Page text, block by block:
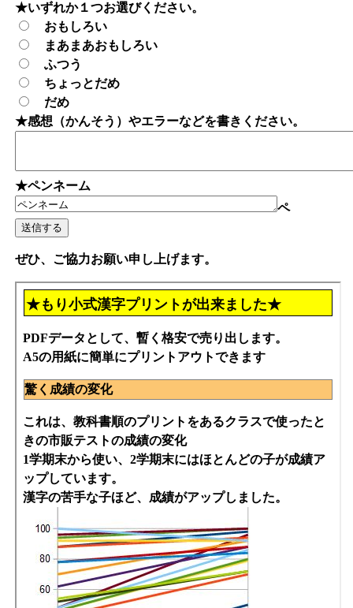
★いずれか１つお選びください。
おもしろい
まあまあおもしろい
ふつう
ちょっとだめ
だめ
★感想（かんそう）やエラーなどを書きください。
★ペンネーム
ペ
ぜひ、ご協力お願い申し上げます。